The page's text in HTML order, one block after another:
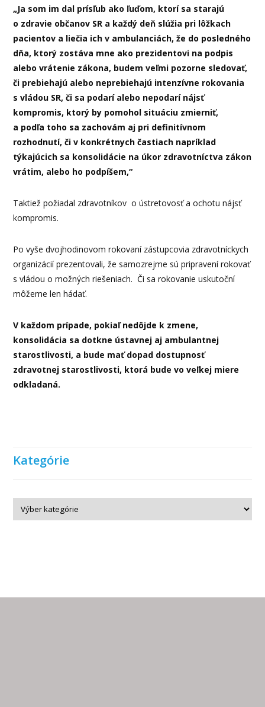
„Ja som im dal prísľub ako ľuďom, ktorí sa starajú
o zdravie občanov SR a každý deň slúžia pri lôžkach
pacientov a liečia ich v ambulanciách, že do posledného
dňa, ktorý zostáva mne ako prezidentovi na podpis
alebo vrátenie zákona, budem veľmi pozorne sledovať,
či prebiehajú alebo neprebiehajú intenzívne rokovania
s vládou SR, či sa podarí alebo nepodarí nájsť
kompromis, ktorý by pomohol situáciu zmierniť,
a podľa toho sa zachovám aj pri definitívnom
rozhodnutí, či v konkrétnych častiach napríklad
týkajúcich sa konsolidácie na úkor zdravotníctva zákon
vrátim, alebo ho podpíšem,“
Taktiež požiadal zdravotníkov o ústretovosť a ochotu nájsť
kompromis.
Po vyše dvojhodinovom rokovaní zástupcovia zdravotníckych
organizácií prezentovali, že samozrejme sú pripravení rokovať
s vládou o možných riešeniach. Či sa rokovanie uskutoční
môžeme len hádať.
V každom prípade, pokiaľ nedôjde k zmene,
konsolidácia sa dotkne ústavnej aj ambulantnej
starostlivosti, a bude mať dopad dostupnosť
zdravotnej starostlivosti, ktorá bude vo veľkej miere
odkladaná.
Kategórie